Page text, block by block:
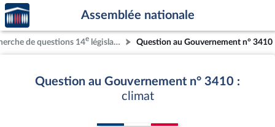
Aller au contenu
Aller en bas de la page
Accèder
à la
page
d'accueil
Assemblée nationale
de questions 14e législature Question au Gouvernement n° 3410
Question au Gouvernement n° 3410 :
climat